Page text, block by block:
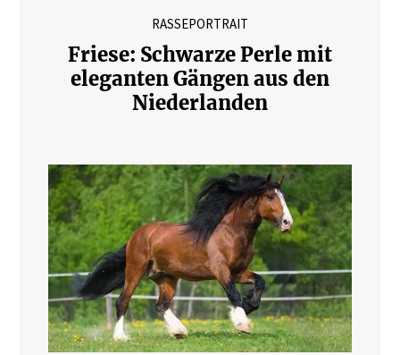
RASSEPORTRAIT
Friese: Schwarze Perle mit
eleganten Gängen aus den
Niederlanden